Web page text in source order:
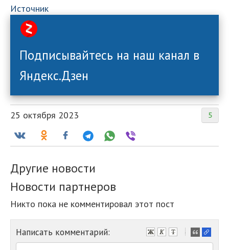
Источник
Подписывайтесь на наш канал в
Яндекс.Дзен
5
25 октября 2023
Другие новости
Новости партнеров
Никто пока не комментировал этот пост
Написать комментарий:
-
-